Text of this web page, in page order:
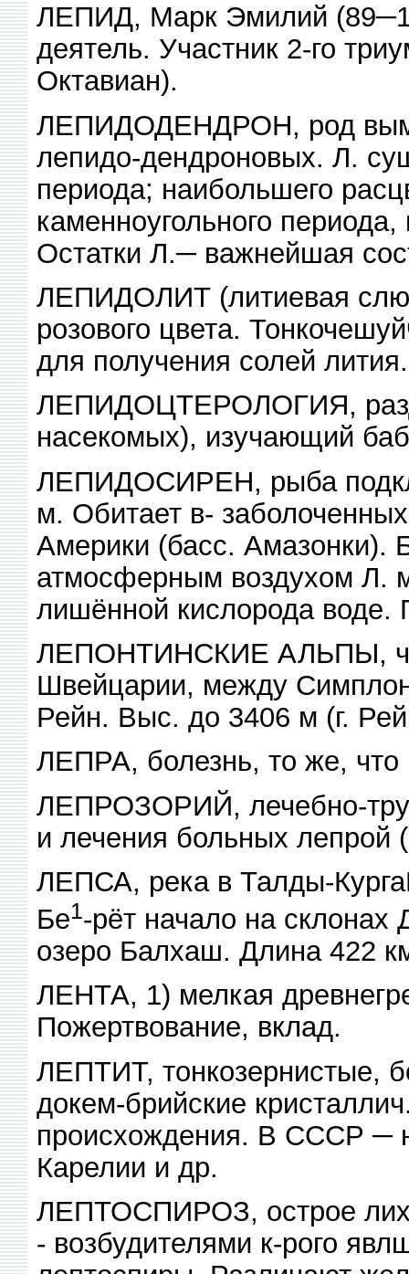
ЛЕПИД, Марк Эмилий
деятель. Участник 2-го
Октавиан).
ЛЕПИДОДЕНДРОН, род
лепидо-дендроновых. Л.
периода; наибольшего
каменноугольного
Остатки Л.─ важнейшая
ЛЕПИДОЛИТ (литиевая
розового цвета.
для получения солей лития.
ЛЕПИДОЦТЕРОЛОГИЯ,
насекомых), изучающий
ЛЕПИДОСИРЕН, рыба
м. Обитает в-
Америки (басс. Амазонки).
атмосферным воздухом Л.
лишённой кислорода воде.
ЛЕПОНТИНСКИЕ АЛЬПЫ,
Швейцарии, между
Рейн. Выс. до 3406 м (г.
ЛЕПРА, болезнь, то же, что
ЛЕПРОЗОРИЙ, лечебно-
и лечения больных лепрой
ЛЕПСА, река в Талды-
Бе1-рёт начало на склонах
озеро Балхаш. Длина 422
ЛЕНТА, 1) мелкая
Пожертвование, вклад.
ЛЕПТИТ, тонкозернистые,
докем-брийские
происхождения. В СССР ─
Карелии и др.
ЛЕПТОСПИРОЗ, острое
- возбудителями к-рого